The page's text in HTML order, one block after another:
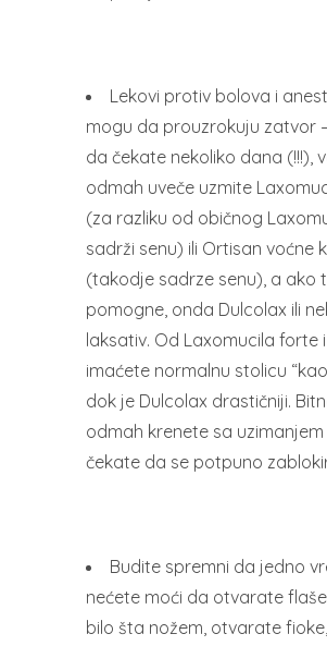
Lekovi protiv bolova i
mogu da prouzrokuju zatvor
da čekate nekoliko dana (!!!),
odmah uveče uzmite
(za razliku od običnog
sadrži senu) ili Ortisan voćne
(takodje sadrze senu), a ako
pomogne, onda Dulcolax ili
laksativ. Od Laxomucila forte
imaćete normalnu stolicu
dok je Dulcolax drastičniji.
odmah krenete sa uzimanjem
čekate da se potpuno
Budite spremni da jedno
nećete moći da otvarate
bilo šta nožem, otvarate